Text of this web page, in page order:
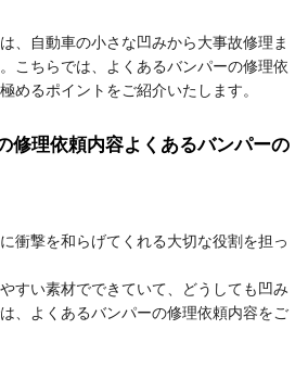
、自動車の小さな凹みから大事故修理ま
こちらでは、よくあるバンパーの修理依
めるポイントをご紹介いたします。
修理依頼内容よくあるバンパーの
衝撃を和らげてくれる大切な役割を担っ
すい素材でできていて、どうしても凹み
、よくあるバンパーの修理依頼内容をご